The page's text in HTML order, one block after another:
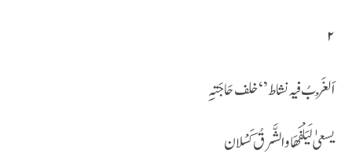
۲
اَلْغَربُ فیہ نشاط’‘ خلف حَا جَتِہِ
یسعیٰ لَیَلْفَھَا و الشَّرقُ کَسْلان